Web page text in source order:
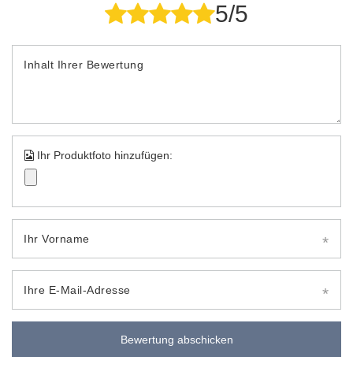
5/5
Inhalt Ihrer Bewertung
Ihr Produktfoto hinzufügen:
Ihr Vorname
Ihre E-Mail-Adresse
Bewertung abschicken